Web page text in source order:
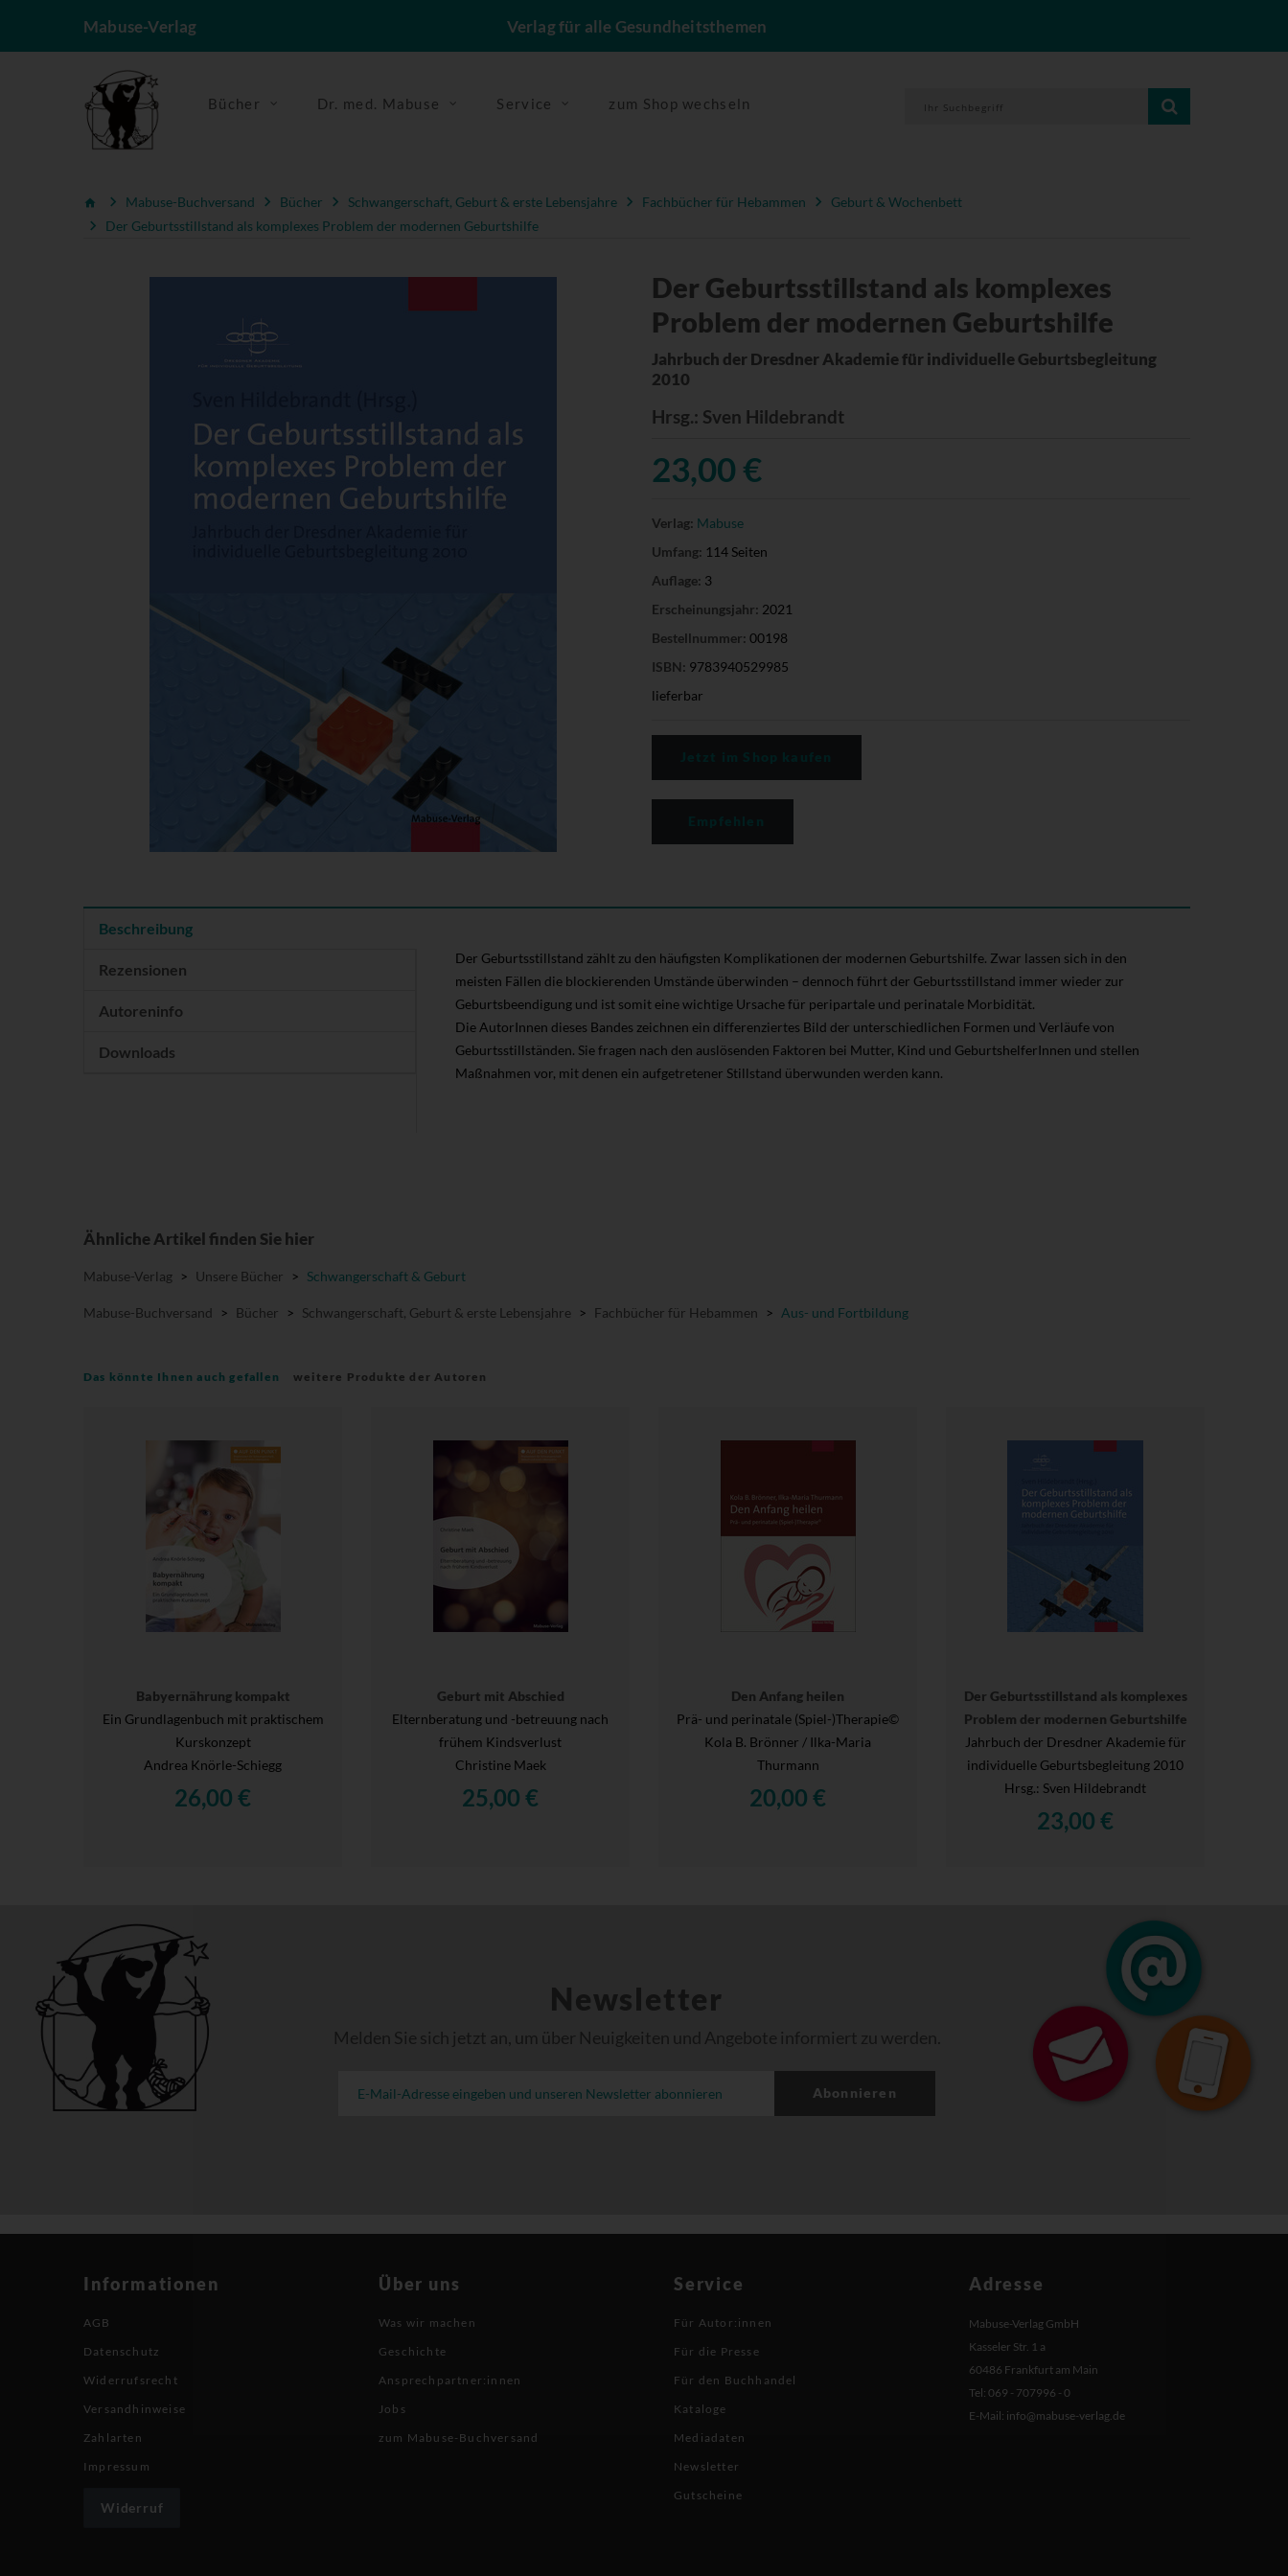
Mabuse-Verlag Verlag für alle Gesundheitsthemen
Bücher Dr. med. Mabuse Service zum Shop wechseln
Mabuse-Buchversand Bücher Schwangerschaft, Geburt & erste Lebensjahre Fachbücher für Hebammen
Geburt & Wochenbett
Der Geburtsstillstand als komplexes Problem der modernen Geburtshilfe
Der Geburtsstillstand als komplexes
Problem der modernen Geburtshilfe
Jahrbuch der Dresdner Akademie für individuelle Geburtsbegleitung
2010
Hrsg.: Sven Hildebrandt
23,00 €
Verlag: Mabuse
Umfang: 114 Seiten
Auflage: 3
Erscheinungsjahr: 2021
Bestellnummer: 00198
ISBN: 9783940529985
lieferbar
Beschreibung
Rezensionen
Autoreninfo
Downloads
Der Geburtsstillstand zählt zu den häufigsten Komplikationen der modernen Geburtshilfe. Zwar lassen sich in den
meisten Fällen die blockierenden Umstände überwinden – dennoch führt der Geburtsstillstand immer wieder zur
Geburtsbeendigung und ist somit eine wichtige Ursache für peripartale und perinatale Morbidität.
Die AutorInnen dieses Bandes zeichnen ein differenziertes Bild der unterschiedlichen Formen und Verläufe von
Geburtsstillständen. Sie fragen nach den auslösenden Faktoren bei Mutter, Kind und GeburtshelferInnen und stellen
Maßnahmen vor, mit denen ein aufgetretener Stillstand überwunden werden kann.
Ähnliche Artikel finden Sie hier
Mabuse-Verlag > Unsere Bücher > Schwangerschaft & Geburt
Mabuse-Buchversand > Bücher > Schwangerschaft, Geburt & erste Lebensjahre > Fachbücher für Hebammen > Aus- und Fortbildung
Das könnte Ihnen auch gefallen weitere Produkte der Autoren
Babyernährung kompakt
Ein Grundlagenbuch mit praktischem
Kurskonzept
Andrea Knörle-Schiegg
26,00 €
Geburt mit Abschied
Elternberatung und -betreuung nach
frühem Kindsverlust
Christine Maek
25,00 €
Den Anfang heilen
Prä- und perinatale (Spiel-)Therapie©
Kola B. Brönner / Ilka-Maria
Thurmann
20,00 €
Der Geburtsstillstand als komplexes
Problem der modernen Geburtshilfe
Jahrbuch der Dresdner Akademie für
individuelle Geburtsbegleitung 2010
Hrsg.: Sven Hildebrandt
23,00 €
Newsletter
Melden Sie sich jetzt an, um über Neuigkeiten und Angebote informiert zu werden.
Abonnieren
Informationen
AGB
Datenschutz
Widerrufsrecht
Versandhinweise
Zahlarten
Impressum
Widerruf
Über uns
Was wir machen
Geschichte
Ansprechpartner:innen
Jobs
zum Mabuse-Buchversand
Service
Für Autor:innen
Für die Presse
Für den Buchhandel
Kataloge
Mediadaten
Newsletter
Gutscheine
Adresse
Mabuse-Verlag GmbH
Kasseler Str. 1 a
60486 Frankfurt am Main
Tel: 069 - 707996 - 0
E-Mail: info@mabuse-verlag.de